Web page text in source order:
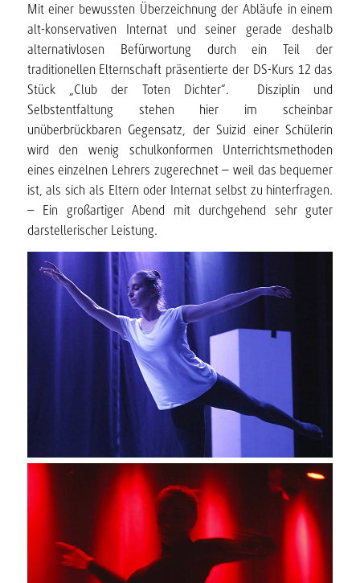
Mit einer bewussten Überzeichnung der Abläufe in einem
alt-konservativen Internat und seiner gerade deshalb
alternativlosen Befürwortung durch ein Teil der
traditionellen Elternschaft präsentierte der DS-Kurs 12 das
Stück „Club der Toten Dichter“. Disziplin und
Selbstentfaltung stehen hier im scheinbar
unüberbrückbaren Gegensatz, der Suizid einer Schülerin
wird den wenig schulkonformen Unterrichtsmethoden
eines einzelnen Lehrers zugerechnet – weil das bequemer
ist, als sich als Eltern oder Internat selbst zu hinterfragen.
– Ein großartiger Abend mit durchgehend sehr guter
darstellerischer Leistung.